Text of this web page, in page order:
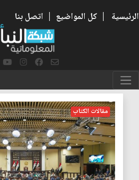
الرئيسية | كل المواضيع | اتصل بنا
مقالات الكتاب